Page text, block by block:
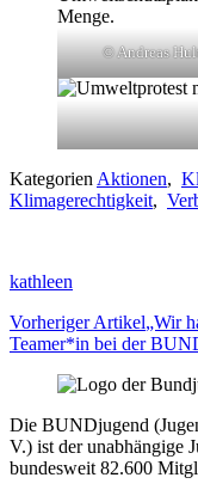
© Andreas
Kategorien Aktionen,
Klimagerechtigkeit,
kathleen
Vorheriger Artikel„Wir
Teamer*in bei der
Die BUNDjugend
V.) ist der unabhängige
bundesweit 82.600